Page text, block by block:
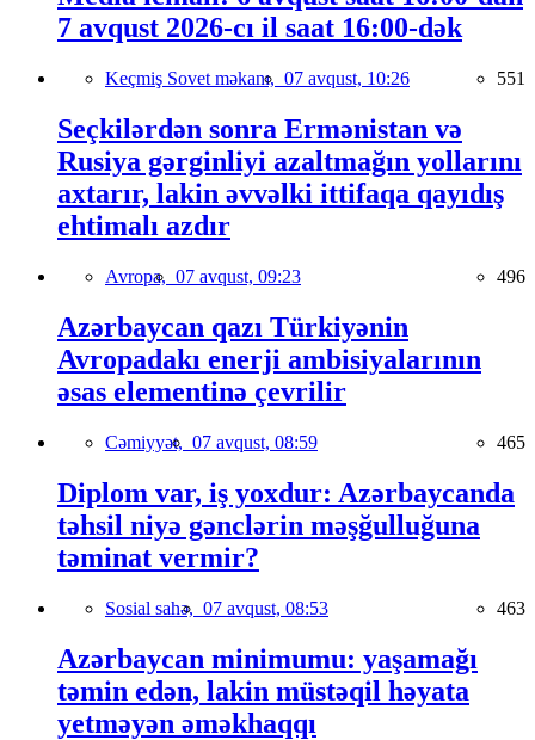
7 avqust 2026-cı il saat 16:00-dək
Keçmiş Sovet məkanı, 07 avqust, 10:26 551
Seçkilərdən sonra Ermənistan və
Rusiya gərginliyi azaltmağın yollarını
axtarır, lakin əvvəlki ittifaqa qayıdış
ehtimalı azdır
Avropa, 07 avqust, 09:23 496
Azərbaycan qazı Türkiyənin
Avropadakı enerji ambisiyalarının
əsas elementinə çevrilir
Cəmiyyət, 07 avqust, 08:59 465
Diplom var, iş yoxdur: Azərbaycanda
təhsil niyə gənclərin məşğulluğuna
təminat vermir?
Sosial sahə, 07 avqust, 08:53 463
Azərbaycan minimumu: yaşamağı
təmin edən, lakin müstəqil həyata
yetməyən əməkhaqqı